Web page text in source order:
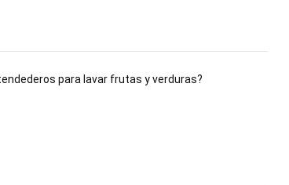
para lavar frutas y verduras?